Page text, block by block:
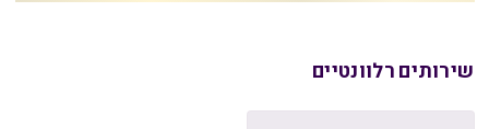
שירותים רלוונטיים